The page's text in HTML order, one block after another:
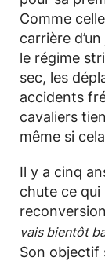
Comme
carrière
le régime
sec, les
accidents
cavaliers
même si
Il y a cinq
chute ce qui
vais bientôt
Son objectif